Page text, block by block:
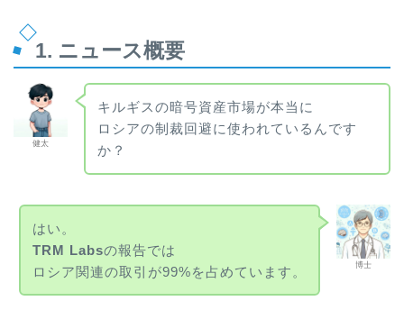
1. ニュース概要
健太
キルギスの暗号資産市場が本当に
ロシアの制裁回避に使われているんです
か？
博士
はい。
TRM Labsの報告では
ロシア関連の取引が99%を占めています。